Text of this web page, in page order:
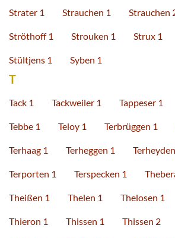
Strater 1 Strauchen 1 Strauchen
Ströthoff 1 Strouken 1 Strux 1
Stültjens 1 Syben 1
T
Tack 1 Tackweiler 1 Tappeser 1
Tebbe 1 Teloy 1 Terbrüggen 1
Terhaag 1 Terheggen 1
Terporten 1 Terspecken 1
Theißen 1 Thelen 1 Thelosen 1
Thieron 1 Thissen 1 Thissen 2